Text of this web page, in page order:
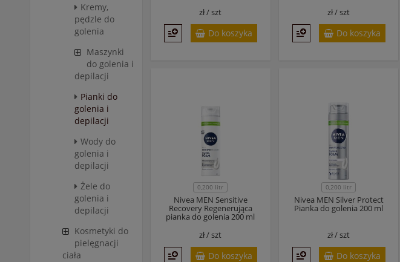
Kremy,
pędzle do
golenia
Maszynki
do golenia i
depilacji
Pianki do
golenia i
depilacji
Wody do
golenia i
depilacji
Żele do
golenia i
depilacji
Kosmetyki do
pielęgnacji
ciała
zł /szt
Do koszyka
zł /szt
Do koszyka
0,200 litr
Nivea MEN Sensitive
Recovery Regenerująca
pianka do golenia 200 ml
zł /szt
Do koszyka
0,200 litr
Nivea MEN Silver Protect
Pianka do golenia 200 ml
zł /szt
Do koszyka